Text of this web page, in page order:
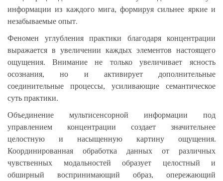
информации из каждого мига, формируя сильнее яркие и
незабываемые опыт.
Феномен углубления практики благодаря концентрации
выражается в увеличении каждых элементов настоящего
ощущения. Внимание не только увеличивает ясность
осознания, но и активирует дополнительные
соединительные процессы, усиливающие семантическое
суть практики.
Объединение мультисенсорной информации под
управлением концентрации создает значительнее
целостную и насыщенную картину ощущения.
Координированная обработка данных от различных
чувственных модальностей образует целостный и
обширный воспринимающий образ, опережающий